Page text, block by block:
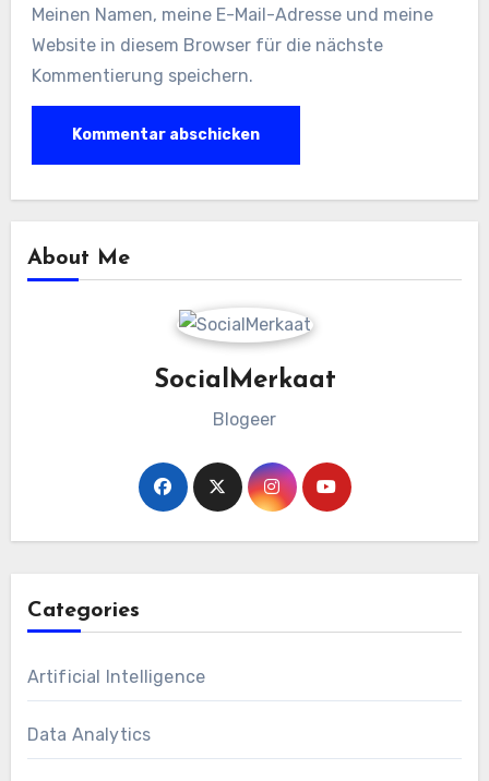
Meinen Namen, meine E-Mail-Adresse und meine
Website in diesem Browser für die nächste
Kommentierung speichern.
About Me
SocialMerkaat
Blogeer
Categories
Artificial Intelligence
Data Analytics